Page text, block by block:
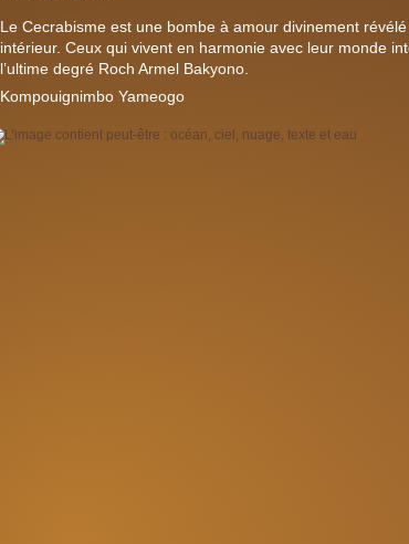
Le Cecrabisme est une bombe à amour divinement
intérieur. Ceux qui vivent en harmonie avec leur monde
l’ultime degré Roch Armel Bakyono.
Kompouignimbo Yameogo